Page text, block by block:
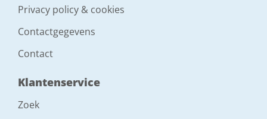
Privacy policy & cookies
Contactgegevens
Contact
Klantenservice
Zoek